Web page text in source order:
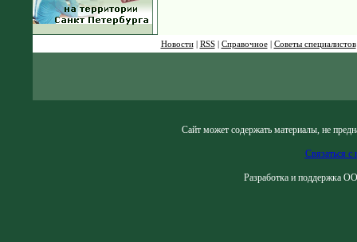
Новости| RSS| Справочное| Советы специалистов
Сайт может содержать материалы, не
Связаться с
Разработка и